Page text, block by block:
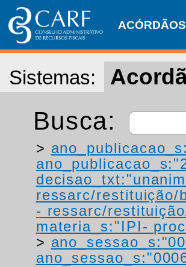
ACÓRDÃOS
Sistemas:
Busca:
>
ressarc/
- ressarc/
materia_s:"IPI-
>